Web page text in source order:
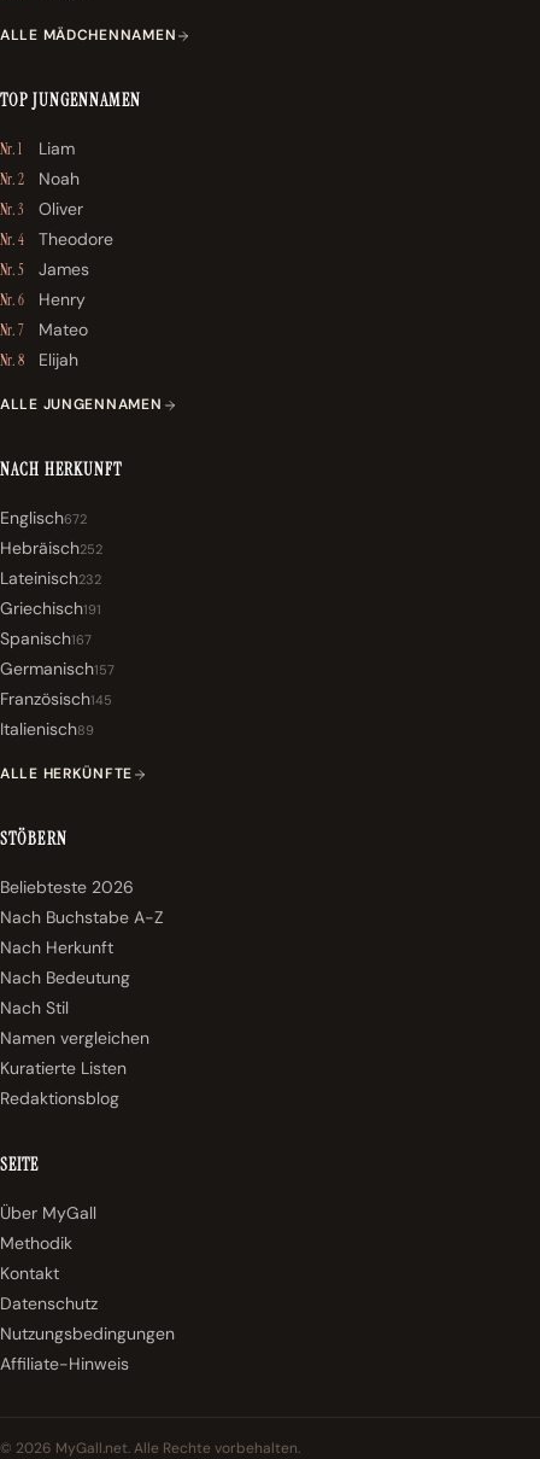
ALLE MÄDCHENNAMEN
TOP JUNGENNAMEN
Nr. 1 Liam
Nr. 2 Noah
Nr. 3 Oliver
Nr. 4 Theodore
Nr. 5 James
Nr. 6 Henry
Nr. 7 Mateo
Nr. 8 Elijah
ALLE JUNGENNAMEN
NACH HERKUNFT
Englisch672
Hebräisch252
Lateinisch232
Griechisch191
Spanisch167
Germanisch157
Französisch145
Italienisch89
ALLE HERKÜNFTE
STÖBERN
Beliebteste 2026
Nach Buchstabe A-Z
Nach Herkunft
Nach Bedeutung
Nach Stil
Namen vergleichen
Kuratierte Listen
Redaktionsblog
SEITE
Über MyGall
Methodik
Kontakt
Datenschutz
Nutzungsbedingungen
Affiliate-Hinweis
© 2026 MyGall.net. Alle Rechte vorbehalten.